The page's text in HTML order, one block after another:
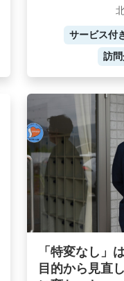
サービス付
訪
「特変なし」
目的から見直